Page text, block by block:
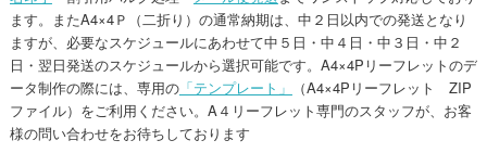
ます。またA4×4Ｐ（二折り）の通常納期は、中２日以内での発送となり
ますが、必要なスケジュールにあわせて中５日・中４日・中３日・中２
日・翌日発送のスケジュールから選択可能です。A4×4Pリーフレットのデ
ータ制作の際には、専用の「テンプレート」
（A4×4Pリーフレット ZIP
ファイル）をご利用ください。A４リーフレット専門のスタッフが、お客
様の問い合わせをお待ちしております